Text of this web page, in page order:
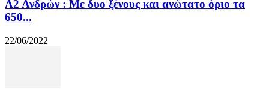
Α2 Ανδρών : Με δυο ξένους και ανώτατο όριο τα
650...
22/06/2022